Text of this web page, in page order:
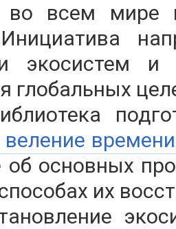
во всем мире
экосистем и
глобальных
об основных
их